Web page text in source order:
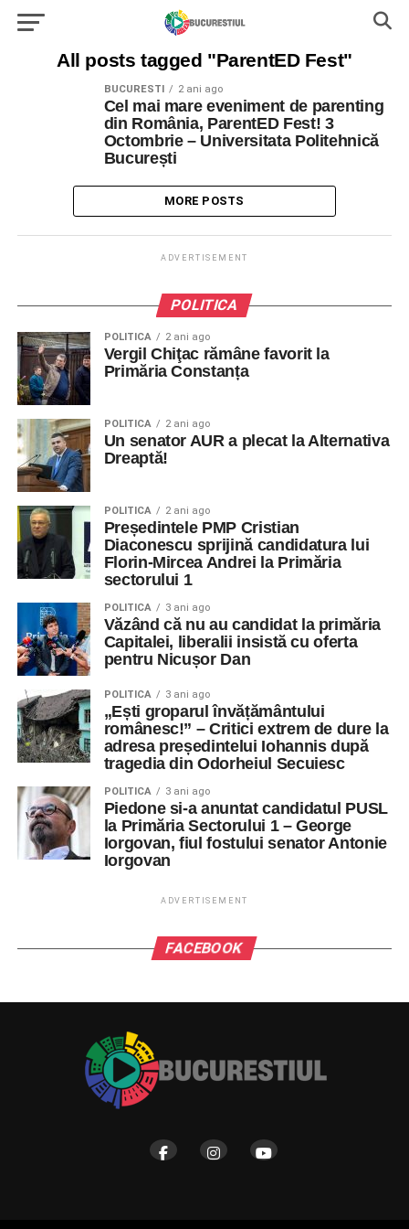
All posts tagged "ParentED Fest"
BUCURESTI 2 ani ago
Cel mai mare eveniment de parenting
din România, ParentED Fest! 3
Octombrie – Universitata Politehnică
București
MORE POSTS
ADVERTISEMENT
POLITICA
POLITICA 2 ani ago
Vergil Chiţac rămâne favorit la
Primăria Constanța
POLITICA 2 ani ago
Un senator AUR a plecat la Alternativa
Dreaptă!
POLITICA 2 ani ago
Președintele PMP Cristian
Diaconescu sprijină candidatura lui
Florin-Mircea Andrei la Primăria
sectorului 1
POLITICA 3 ani ago
Văzând că nu au candidat la primăria
Capitalei, liberalii insistă cu oferta
pentru Nicușor Dan
POLITICA 3 ani ago
„Ești groparul învățământului
românesc!” – Critici extrem de dure la
adresa președintelui Iohannis după
tragedia din Odorheiul Secuiesc
POLITICA 3 ani ago
Piedone si-a anuntat candidatul PUSL
la Primăria Sectorului 1 – George
Iorgovan, fiul fostului senator Antonie
Iorgovan
ADVERTISEMENT
FACEBOOK